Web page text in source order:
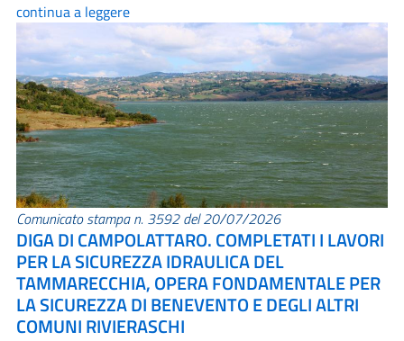
continua a leggere
Comunicato stampa n. 3592 del 20/07/2026
DIGA DI CAMPOLATTARO. COMPLETATI I LAVORI
PER LA SICUREZZA IDRAULICA DEL
TAMMARECCHIA, OPERA FONDAMENTALE PER
LA SICUREZZA DI BENEVENTO E DEGLI ALTRI
COMUNI RIVIERASCHI